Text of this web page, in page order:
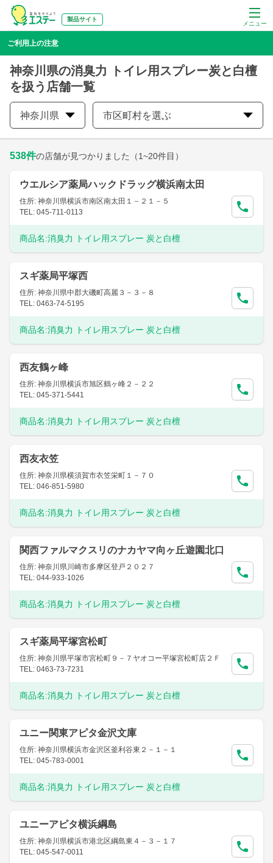
メニュー
製品サイト
ご利用上の注意
神奈川県の消臭力 トイレ用スプレー炭と白檀
を扱う店舗一覧
神奈川県 市区町村を選ぶ
538件の店舗が見つかりました （1~20件目）
ウエルシア薬局ハックドラッグ横浜南太田
住所: 神奈川県横浜市南区南太田１－２１－５
TEL: 045-711-0113
商品名:消臭力 トイレ用スプレー 炭と白檀
スギ薬局平塚西
住所: 神奈川県中郡大磯町高麗３－３－８
TEL: 0463-74-5195
商品名:消臭力 トイレ用スプレー 炭と白檀
西友鶴ヶ峰
住所: 神奈川県横浜市旭区鶴ヶ峰２－２２
TEL: 045-371-5441
商品名:消臭力 トイレ用スプレー 炭と白檀
西友衣笠
住所: 神奈川県横須賀市衣笠栄町１－７０
TEL: 046-851-5980
商品名:消臭力 トイレ用スプレー 炭と白檀
関西ファルマクスリのナカヤマ向ヶ丘遊園北口
住所: 神奈川県川崎市多摩区登戸２０２７
TEL: 044-933-1026
商品名:消臭力 トイレ用スプレー 炭と白檀
スギ薬局平塚宮松町
住所: 神奈川県平塚市宮松町９－７ヤオコー平塚宮松町店２Ｆ
TEL: 0463-73-7231
商品名:消臭力 トイレ用スプレー 炭と白檀
ユニー関東アピタ金沢文庫
住所: 神奈川県横浜市金沢区釜利谷東２－１－１
TEL: 045-783-0001
商品名:消臭力 トイレ用スプレー 炭と白檀
ユニーアピタ横浜綱島
住所: 神奈川県横浜市港北区綱島東４－３－１７
TEL: 045-547-0011